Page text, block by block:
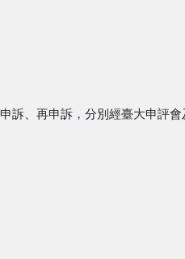
訴、再申訴，分別經臺大申評會